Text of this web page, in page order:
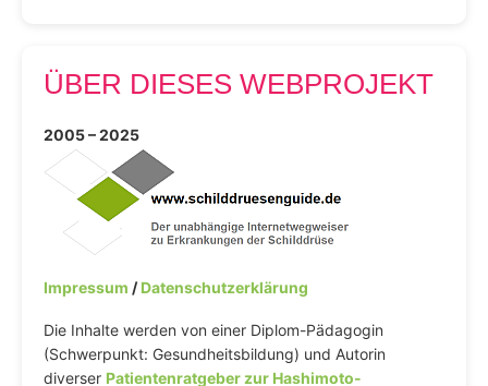
ÜBER DIESES WEBPROJEKT
2005 – 2025
Impressum /Datenschutzerklärung
Die Inhalte werden von einer Diplom-Pädagogin
(Schwerpunkt: Gesundheitsbildung) und Autorin
diverser Patientenratgeber zur Hashimoto-